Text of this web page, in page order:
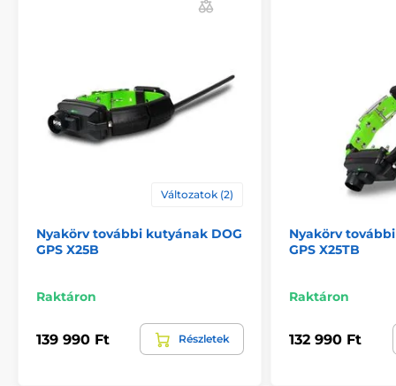
tájékoztatást ad arról, ha a kutya túllépi a vevőtől a
beállított távolságot. BEEPER funkcióval is
rendelkezik, amely megkönnyíti annak
megállapítását, hogy kutyája mozog-e vagy
mozdulatlanul áll.
A műszaki specifikációk előzetes értesítés nélkül
változhatnak. A képek csak illusztrációk.
Változatok (2)
Nyakörv további kutyának DOG
GPS X25B
Raktáron
139 990 Ft Részletek
Nyakörv
GPS X25TB
Raktáron
132 990 Ft